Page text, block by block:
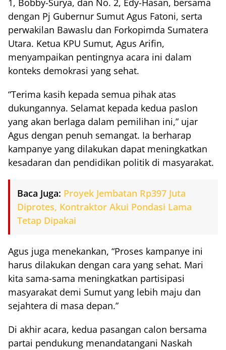
1, Bobby-Surya, dan No. 2, Edy-Hasan, bersama
dengan Pj Gubernur Sumut Agus Fatoni, serta
perwakilan Bawaslu dan Forkopimda Sumatera
Utara. Ketua KPU Sumut, Agus Arifin,
menyampaikan pentingnya acara ini dalam
konteks demokrasi yang sehat.
“Terima kasih kepada semua pihak atas
dukungannya. Selamat kepada kedua paslon
yang akan berlaga dalam pemilihan ini,” ujar
Agus dengan penuh semangat. Ia berharap
kampanye yang dilakukan dapat meningkatkan
kesadaran dan pendidikan politik di masyarakat.
Baca Juga: Proyek Jembatan Rp397 Juta
Diprotes, Kontraktor Akui Pondasi Lama
Tetap Dipakai
Agus juga menekankan, “Proses kampanye ini
harus dilakukan dengan cara yang sehat. Mari
kita sama-sama meningkatkan partisipasi
masyarakat demi Sumut yang lebih maju dan
sejahtera di masa depan.”
Di akhir acara, kedua pasangan calon bersama
partai pendukung menandatangani Naskah